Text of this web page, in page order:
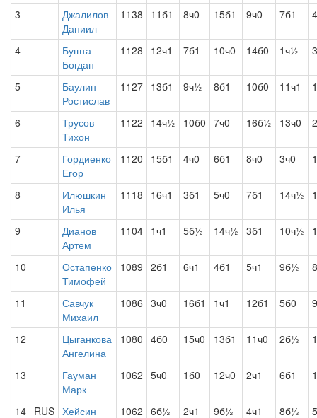
3
Джалилов
Даниил
1138 11б1 8ч0 15б1 9ч0 7б1
4
Бушта
Богдан
1128 12ч1 7б1 10ч0 14б0 1ч½
5
Баулин
Ростислав
1127 13б1 9ч½ 8б1 10б0 11ч1
6
Трусов
Тихон
1122 14ч½ 10б0 7ч0 16б½ 13ч0
7
Гордиенко
Егор
1120 15б1 4ч0 6б1 8ч0 3ч0
8
Илюшкин
Илья
1118 16ч1 3б1 5ч0 7б1 14ч½
9
Дианов
Артем
1104 1ч1 5б½ 14ч½ 3б1 10ч½
10
Остапенко
Тимофей
1089 2б1 6ч1 4б1 5ч1 9б½
11
Савчук
Михаил
1086 3ч0 16б1 1ч1 12б1 5б0
12
Цыганкова
Ангелина
1080 4б0 15ч0 13б1 11ч0 2б½
13
Гауман
Марк
1062 5ч0 1б0 12ч0 2ч1 6б1
14 RUS Хейсин
1062 6б½ 2ч1 9б½ 4ч1 8б½